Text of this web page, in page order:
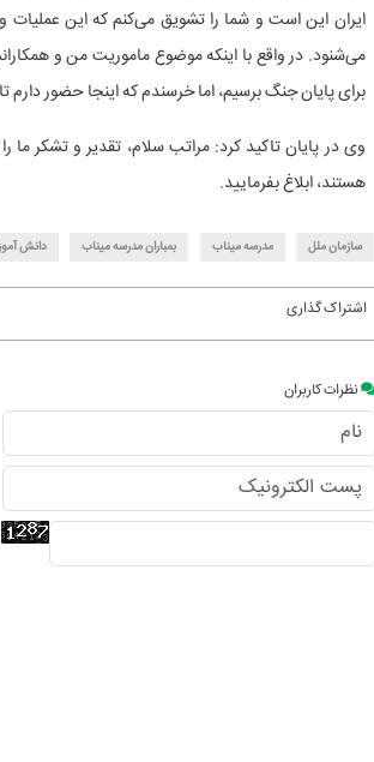
ایران این است و شما را تشویق می‌کنم که این
می‌شنود. در واقع با اینکه موضوع ماموریت من و
برای پایان جنگ برسیم، اما خرسندم که اینجا حضور
وی در پایان تاکید کرد: مراتب سلام، تقدیر و تشکر
هستند، ابلاغ بفرمایید.
سازمان ملل مدرسه میناب بمباران مدرسه میناب دانش
اشتراک گذاری
نظرات کاربران